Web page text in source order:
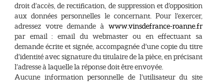
droit d’accès, de rectification, de suppression et d’opposition
aux données personnelles le concernant. Pour l’exercer,
adressez votre demande à www.vinsdefrance-roanne.fr
par email : email du webmaster ou en effectuant sa
demande écrite et signée, accompagnée d’une copie du titre
d’identité avec signature du titulaire de la pièce, en précisant
l’adresse à laquelle la réponse doit être envoyée.
Aucune information personnelle de l’utilisateur du site